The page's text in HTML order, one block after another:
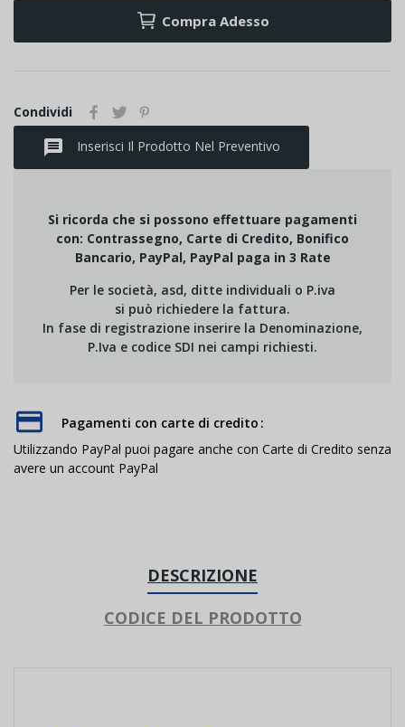
Compra Adesso
Condividi
message Inserisci Il Prodotto Nel Preventivo
Si ricorda che si possono effettuare pagamenti
con: Contrassegno, Carte di Credito, Bonifico
Bancario, PayPal, PayPal paga in 3 Rate
Per le società, asd, ditte individuali o P.iva
si può richiedere la fattura.
In fase di registrazione inserire la Denominazione,
P.Iva e codice SDI nei campi richiesti.
Pagamenti con carte di credito
Utilizzando PayPal puoi pagare anche con Carte di Credito senza
avere un account PayPal
DESCRIZIONE
CODICE DEL PRODOTTO